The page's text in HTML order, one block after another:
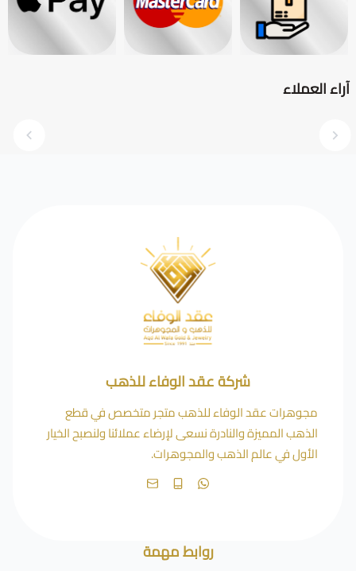
آراء العملاء
شركة عقد الوفاء للذهب
مجوهرات عقد الوفاء للذهب متجر متخصص في قطع
الذهب المميزة والنادرة نسعى لإرضاء عملائنا ولنصبح الخيار
الأول في عالم الذهب والمجوهرات.
روابط مهمة